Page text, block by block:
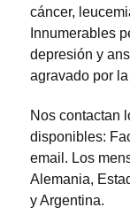
cáncer,
Innumerables
depresión y
agravado por
Nos contactan
disponibles:
email. Los
Alemania,
y Argentina.